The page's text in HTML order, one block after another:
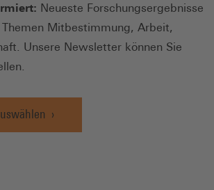
Neueste Forschungsergebnisse
Themen Mitbestimmung, Arbeit,
Unsere Newsletter können Sie